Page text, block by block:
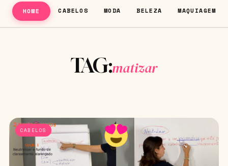
HOME CABELOS MODA BELEZA MAQUIAGEM
TAG:matizar
CABELOS